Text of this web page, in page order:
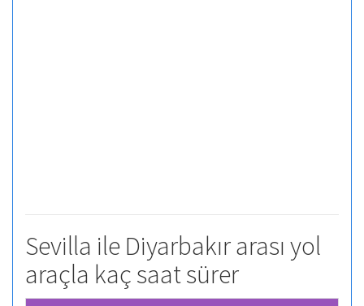
Sevilla ile Diyarbakır arası yol
araçla kaç saat sürer